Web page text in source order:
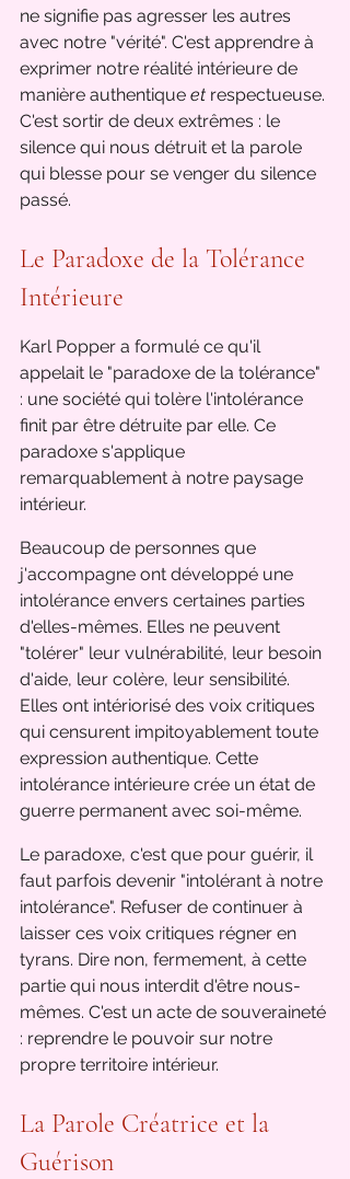
ne signifie pas agresser les autres
avec notre "vérité". C'est apprendre à
exprimer notre réalité intérieure de
manière authentique et respectueuse.
C'est sortir de deux extrêmes : le
silence qui nous détruit et la parole
qui blesse pour se venger du silence
passé.
Le Paradoxe de la Tolérance
Intérieure
Karl Popper a formulé ce qu'il
appelait le "paradoxe de la tolérance"
: une société qui tolère l'intolérance
finit par être détruite par elle. Ce
paradoxe s'applique
remarquablement à notre paysage
intérieur.
Beaucoup de personnes que
j'accompagne ont développé une
intolérance envers certaines parties
d'elles-mêmes. Elles ne peuvent
"tolérer" leur vulnérabilité, leur besoin
d'aide, leur colère, leur sensibilité.
Elles ont intériorisé des voix critiques
qui censurent impitoyablement toute
expression authentique. Cette
intolérance intérieure crée un état de
guerre permanent avec soi-même.
Le paradoxe, c'est que pour guérir, il
faut parfois devenir "intolérant à notre
intolérance". Refuser de continuer à
laisser ces voix critiques régner en
tyrans. Dire non, fermement, à cette
partie qui nous interdit d'être nous-
mêmes. C'est un acte de souveraineté
: reprendre le pouvoir sur notre
propre territoire intérieur.
La Parole Créatrice et la
Guérison